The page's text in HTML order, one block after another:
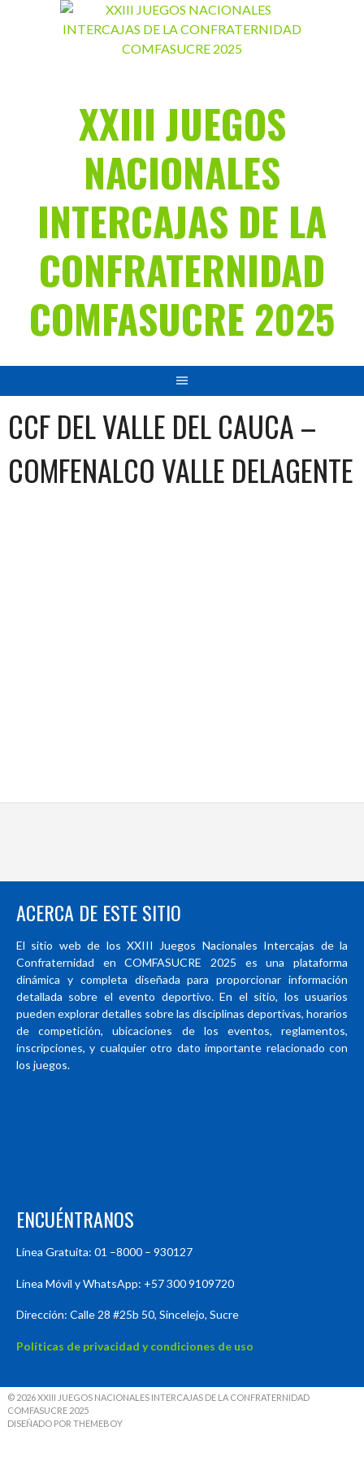
XXIII JUEGOS
NACIONALES
INTERCAJAS DE LA
CONFRATERNIDAD
COMFASUCRE 2025
CCF DEL VALLE DEL CAUCA –
COMFENALCO VALLE DELAGENTE
ACERCA DE ESTE SITIO
El sitio web de los XXIII Juegos Nacionales Intercajas de la
Confraternidad en COMFASUCRE 2025 es una plataforma
dinámica y completa diseñada para proporcionar información
detallada sobre el evento deportivo. En el sitio, los usuarios
pueden explorar detalles sobre las disciplinas deportivas, horarios
de competición, ubicaciones de los eventos, reglamentos,
inscripciones, y cualquier otro dato importante relacionado con
los juegos.
ENCUÉNTRANOS
Línea Gratuita: 01 –8000 – 930127
Línea Móvil y WhatsApp: +57 300 9109720
Dirección: Calle 28 #25b 50, Sincelejo, Sucre
Políticas de privacidad y condiciones de uso
© 2026 XXIII JUEGOS NACIONALES INTERCAJAS DE LA CONFRATERNIDAD
COMFASUCRE 2025
DISEÑADO POR THEMEBOY